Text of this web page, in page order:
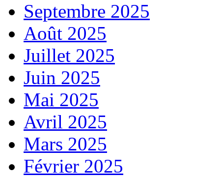
Septembre 2025
Août 2025
Juillet 2025
Juin 2025
Mai 2025
Avril 2025
Mars 2025
Février 2025